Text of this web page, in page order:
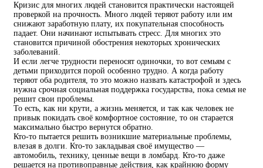
Кризис для многих людей становится практически настоящей
проверкой на прочность. Много людей теряют работу или им
снижают заработную плату, их покупательная способность
падает. Они начинают испытывать стресс. Для многих это
становится причиной обострения некоторых хронических
заболеваний.
И если легче трудности переносят одиночки, то вот семьям с
детьми приходится порой особенно трудно. А когда работу
теряют оба родителя, то это можно назвать катастрофой и здесь
нужна срочная социальная поддержка государства, пока семья не
решит свои проблемы.
То есть, как ни крути, а жизнь меняется, и так как человек не
привык покидать своё комфортное состояние, то он старается
максимально быстро вернутся обратно.
Кто-то пытается решить возникшие материальные проблемы,
влезая в долги. Кто-то закладывая своё имущество —
автомобиль, технику, ценные вещи в ломбард. Кто-то даже
решается на противоправные действия, как крайнюю форму